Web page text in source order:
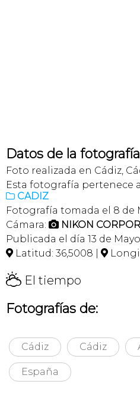
Datos de la fotografía
Foto realizada en Cádiz,
Esta fotografía pertenece
 CADIZ
Fotografía tomada el 8 de
Cámara:  NIKON
Publicada el día 13 de
 Latitud: 36,5008 | 
H El tiempo
Fotografías de:
Cádiz Cádiz
España